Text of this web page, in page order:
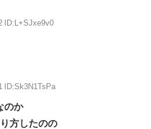
ID:L+SJxe9v0
ID:Sk3N1TsPa
のか
方したのの